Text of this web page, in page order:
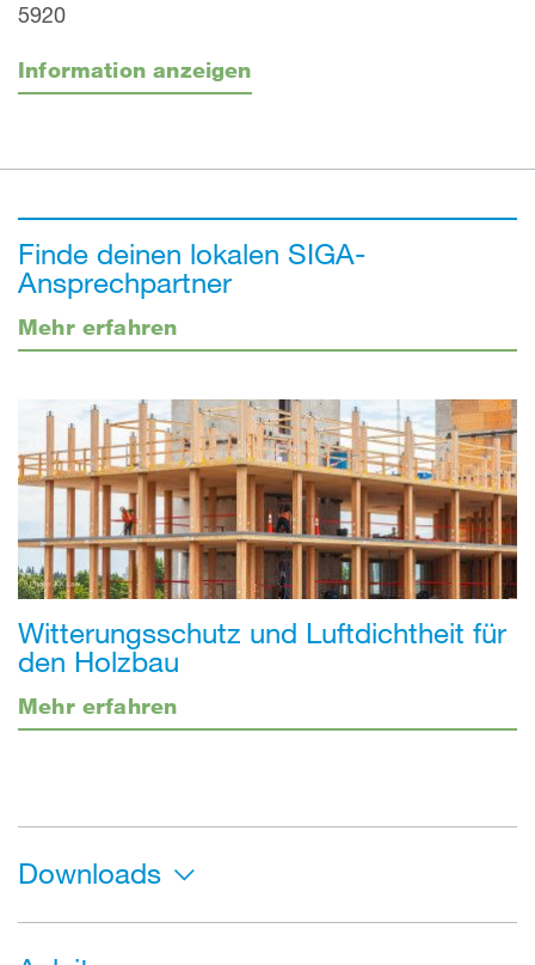
5920
Information anzeigen
Finde deinen lokalen SIGA-
Ansprechpartner
Mehr erfahren
Witterungsschutz und Luftdichtheit für
den Holzbau
Mehr erfahren
Downloads